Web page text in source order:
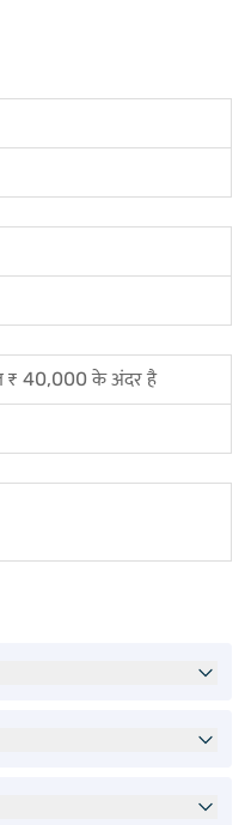
₹ 40,000 के अंदर है